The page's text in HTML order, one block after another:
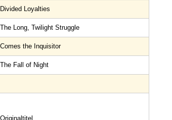
Divided Loyalties
The Long, Twilight Struggle
Comes the Inquisitor
The Fall of Night
Original­titel